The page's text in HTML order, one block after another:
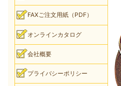
FAXご注文用紙（PDF）
オンラインカタログ
会社概要
プライバシーポリシー